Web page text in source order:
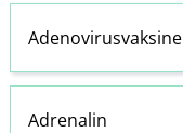
Adenovirusvaksine
Adrenalin